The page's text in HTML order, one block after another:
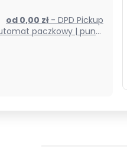
od 0,00 zł - DPD Pickup
paczkowy | punkt